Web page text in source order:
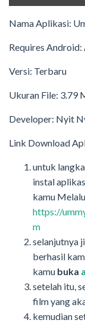
Nama Aplikasi:
Requires Android:
Versi: Terbaru
Ukuran File: 3.79
Developer: Nyit
Link Download
untuk
instal
kamu
https://
m
selanjutnya
berhasil
kamu buka
setelah itu,
film yang
kemudian